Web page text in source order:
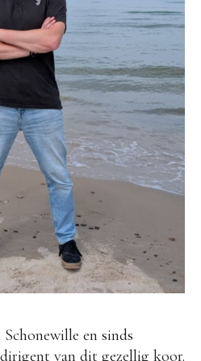
en sinds
van dit gezellig koor.